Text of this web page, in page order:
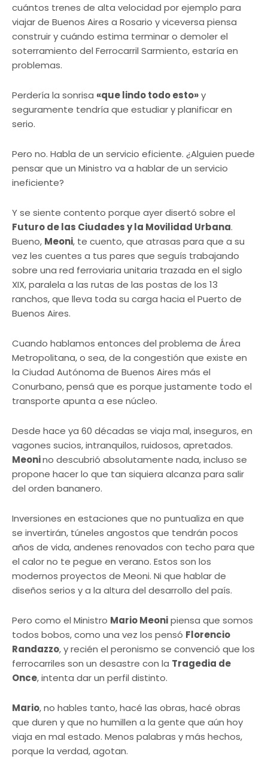
cuántos trenes de alta velocidad por ejemplo para
viajar de Buenos Aires a Rosario y viceversa piensa
construir y cuándo estima terminar o demoler el
soterramiento del Ferrocarril Sarmiento, estaría en
problemas.
Perdería la sonrisa «que lindo todo esto»y
seguramente tendría que estudiar y planificar en
serio.
Pero no. Habla de un servicio eficiente. ¿Alguien puede
pensar que un Ministro va a hablar de un servicio
ineficiente?
Y se siente contento porque ayer disertó sobre el
Futuro de las Ciudades y la Movilidad Urbana.
Bueno, Meoni, te cuento, que atrasas para que a su
vez les cuentes a tus pares que seguís trabajando
sobre una red ferroviaria unitaria trazada en el siglo
XIX, paralela a las rutas de las postas de los 13
ranchos, que lleva toda su carga hacia el Puerto de
Buenos Aires.
Cuando hablamos entonces del problema de Área
Metropolitana, o sea, de la congestión que existe en
la Ciudad Autónoma de Buenos Aires más el
Conurbano, pensá que es porque justamente todo el
transporte apunta a ese núcleo.
Desde hace ya 60 décadas se viaja mal, inseguros, en
vagones sucios, intranquilos, ruidosos, apretados.
Meonino descubrió absolutamente nada, incluso se
propone hacer lo que tan siquiera alcanza para salir
del orden bananero.
Inversiones en estaciones que no puntualiza en que
se invertirán, túneles angostos que tendrán pocos
años de vida, andenes renovados con techo para que
el calor no te pegue en verano. Estos son los
modernos proyectos de Meoni. Ni que hablar de
diseños serios y a la altura del desarrollo del país.
Pero como el Ministro Mario Meonipiensa que somos
todos bobos, como una vez los pensó Florencio
Randazzo, y recién el peronismo se convenció que los
ferrocarriles son un desastre con la Tragedia de
Once, intenta dar un perfil distinto.
Mario, no hables tanto, hacé las obras, hacé obras
que duren y que no humillen a la gente que aún hoy
viaja en mal estado. Menos palabras y más hechos,
porque la verdad, agotan.